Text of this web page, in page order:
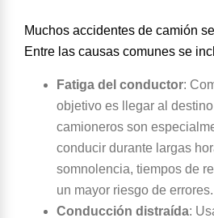
Muchos accidentes de camión
Entre las causas comunes se
Fatiga del conductor:
objetivo es llegar al
camioneros son
conducir durante largas
somnolencia, tiempos de
un mayor riesgo de errores.
Conducción distraída: